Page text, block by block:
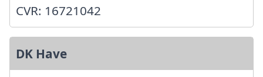
CVR: 16721042
DK Have